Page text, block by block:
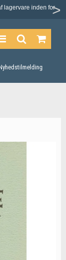
lagervare inden for